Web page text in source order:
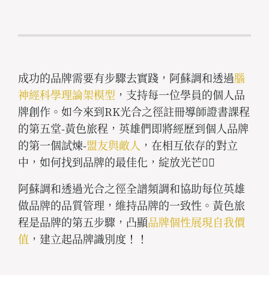
成功的品牌需要有步驟去實踐，阿蘇調和透過腦
神經科學理論架模型 ，支持每一位學員的個人品
牌創作。如今來到RK光合之徑註冊導師證書課程
的第五堂-黃色旅程，英雄們即將經歷到個人品牌
的第一個試煉-盟友與敵人 ，在相互依存的對立
中，如何找到品牌的最佳化，綻放光芒👍🏻
阿蘇調和透過光合之徑全譜頻調和協助每位英雄
做品牌的品質管理，維持品牌的一致性。黃色旅
程是品牌的第五步驟，凸顯品牌個性展現自我價
值 ，建立起品牌識別度！！